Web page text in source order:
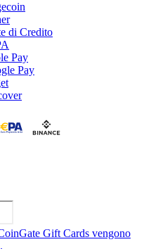
di Credito
Pay
Pay
Gift Cards vengono